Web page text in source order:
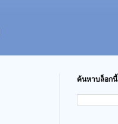
ค้นหาบล็อกนี้